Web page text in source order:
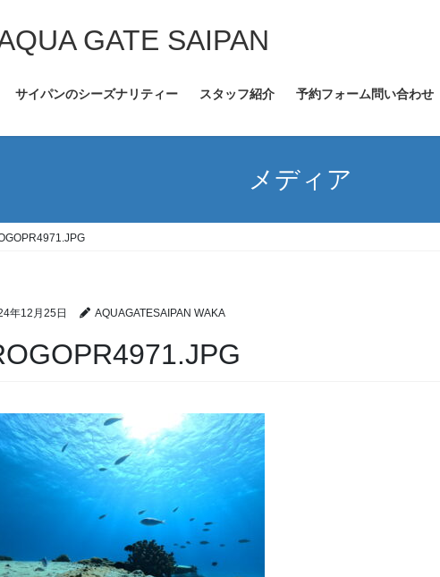
GATE SAIPAN
サイパンのシーズナリティー スタッフ紹介 予約フォーム問い合わせ
メディア
年12月25日 AQUAGATESAIPAN WAKA